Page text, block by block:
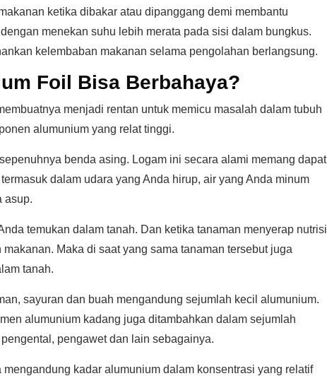
ketika dibakar atau dipanggang demi membantu
menekan suhu lebih merata pada sisi dalam bungkus.
kelembaban makanan selama pengolahan berlangsung.
Foil Bisa Berbahaya?
menjadi rentan untuk memicu masalah dalam tubuh
alumunium yang relat tinggi.
benda asing. Logam ini secara alami memang dapat
dalam udara yang Anda hirup, air yang Anda minum
asup.
temukan dalam tanah. Dan ketika tanaman menyerap nutrisi
Maka di saat yang sama tanaman tersebut juga
tanah.
sayuran dan buah mengandung sejumlah kecil alumunium.
alumunium kadang juga ditambahkan dalam sejumlah
pengawet dan lain sebagainya.
kadar alumunium dalam konsentrasi yang relatif